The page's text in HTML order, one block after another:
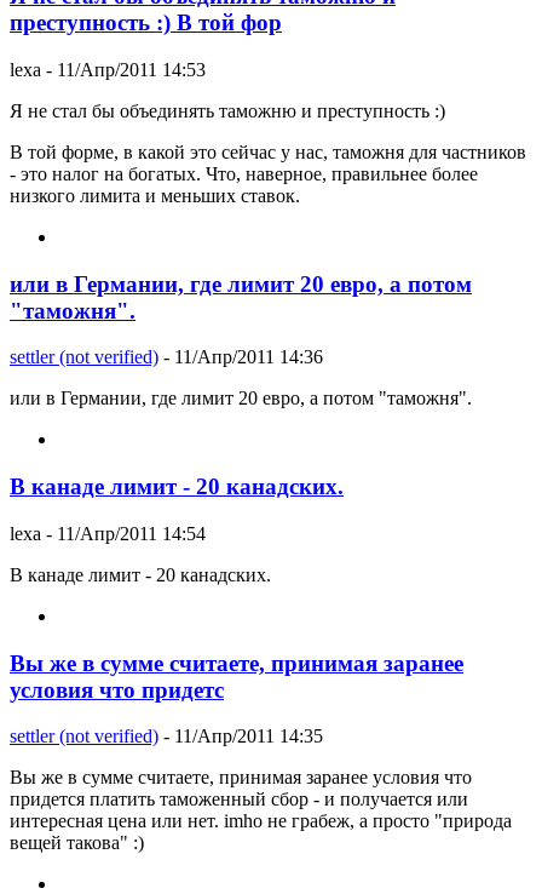
преступность :) В той фор
lexa - 11/Апр/2011 14:53
Я не стал бы объединять таможню и преступность :)
В той форме, в какой это сейчас у нас, таможня для частников
- это налог на богатых. Что, наверное, правильнее более
низкого лимита и меньших ставок.
или в Германии, где лимит 20 евро, а потом
"таможня".
settler (not verified) - 11/Апр/2011 14:36
или в Германии, где лимит 20 евро, а потом "таможня".
В канаде лимит - 20 канадских.
lexa - 11/Апр/2011 14:54
В канаде лимит - 20 канадских.
Вы же в сумме считаете, принимая заранее
условия что придетс
settler (not verified) - 11/Апр/2011 14:35
Вы же в сумме считаете, принимая заранее условия что
придется платить таможенный сбор - и получается или
интересная цена или нет. imho не грабеж, а просто "природа
вещей такова" :)